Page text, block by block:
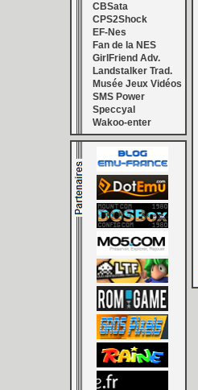
CBSata
CPS2Shock
EF-Nes
Fan de la NES
GirlFriend Adv.
Landstalker Trad.
Musée Jeux Vidéos
SMS Power
Speccyal
Wakoo-enter